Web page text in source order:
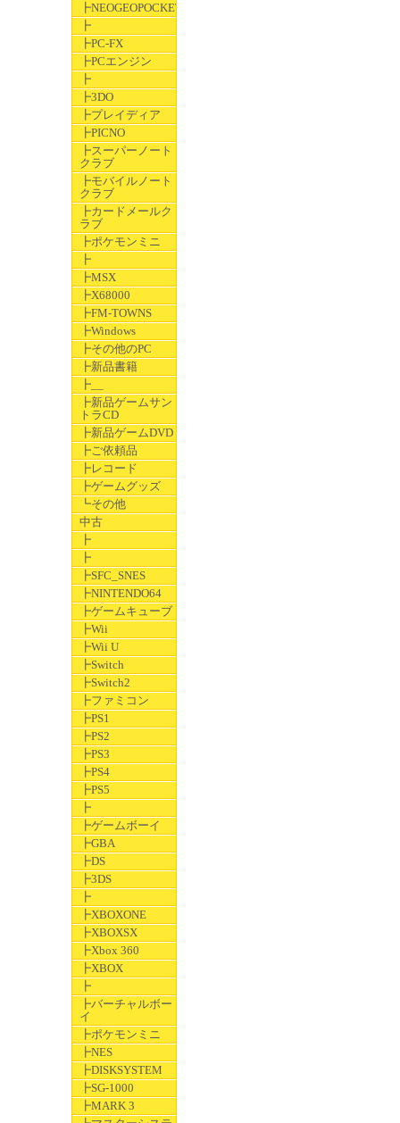
┣NEOGEOPOCKET
┣
┣PC-FX
┣PCエンジン
┣
┣3DO
┣プレイディア
┣PICNO
┣スーパーノート
クラブ
┣モバイルノート
クラブ
┣カードメールク
ラブ
┣ポケモンミニ
┣
┣MSX
┣X68000
┣FM-TOWNS
┣Windows
┣その他のPC
┣新品書籍
┣__
┣新品ゲームサン
トラCD
┣新品ゲームDVD
┣ご依頼品
┣レコード
┣ゲームグッズ
┗その他
中古
┣
┣
┣SFC_SNES
┣NINTENDO64
┣ゲームキューブ
┣Wii
┣Wii U
┣Switch
┣Switch2
┣ファミコン
┣PS1
┣PS2
┣PS3
┣PS4
┣PS5
┣
┣ゲームボーイ
┣GBA
┣DS
┣3DS
┣
┣XBOXONE
┣XBOXSX
┣Xbox 360
┣XBOX
┣
┣バーチャルボー
イ
┣ポケモンミニ
┣NES
┣DISKSYSTEM
┣SG-1000
┣MARK 3